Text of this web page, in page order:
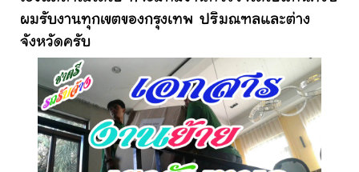
ผมรับงานทุกเขตของกรุงเทพ ปริมณฑลและต่าง
จังหวัดครับ